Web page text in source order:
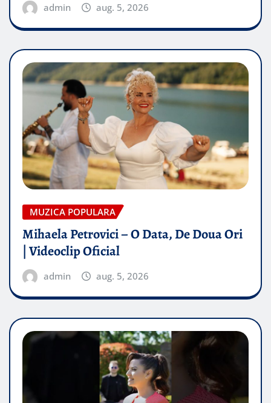
admin aug. 5, 2026
MUZICA POPULARA
Mihaela Petrovici – O Data, De Doua Ori
| Videoclip Oficial
admin aug. 5, 2026